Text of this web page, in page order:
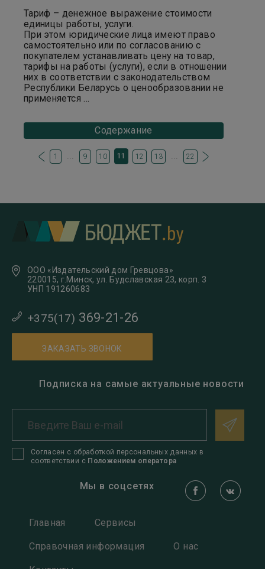
Тариф – денежное выражение стоимости
единицы работы, услуги.
При этом юридические лица имеют право
самостоятельно или по согласованию с
покупателем устанавливать цену на товар,
тарифы на работы (услуги), если в отношении
них в соответствии с законодательством
Республики Беларусь о ценообразовании не
применяется ...
Содержание
1 9 10 11 12 13 22
ООО «Издательский дом Гревцова»
220015, г.Минск, ул. Будславская 23, корп. 3
УНП 191260683
+375(17) 369-21-26
ЗАКАЗАТЬ ЗВОНОК
Подписка на самые актуальные новости
Согласен с обработкой персональных данных в
соответствии с Положением оператора
Мы в соцсетях
Главная Сервисы
Справочная информация О нас